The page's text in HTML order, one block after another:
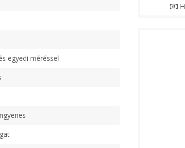
egyedi méréssel